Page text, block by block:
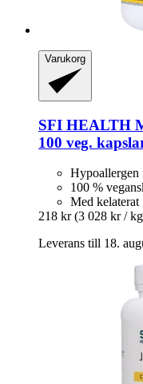
Varukorg
SFI HEALTH
100 veg.
Hypoallergen
100 %
Med
218 kr (3 028 kr /
Leverans till 18.